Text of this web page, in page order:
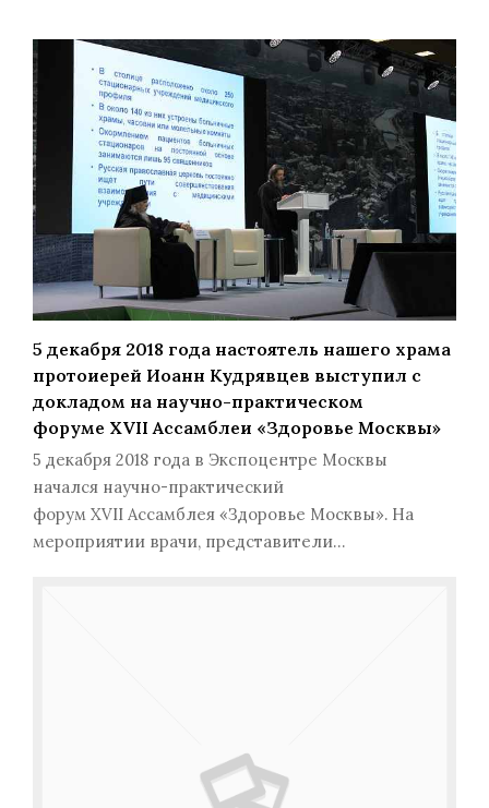
5 декабря 2018 года настоятель нашего храма
протоиерей Иоанн Кудрявцев выступил с
докладом на научно-практическом
форуме XVII Ассамблеи «Здоровье Москвы»
5 декабря 2018 года в Экспоцентре Москвы
начался научно-практический
форум XVII Ассамблея «Здоровье Москвы». На
мероприятии врачи, представители…